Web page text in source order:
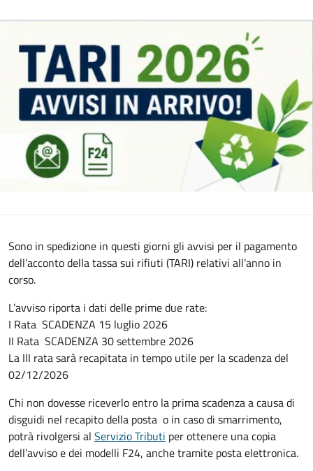
Sono in spedizione in questi giorni gli avvisi per il pagamento
dell’acconto della tassa sui rifiuti (TARI) relativi all’anno in
corso.
L’avviso riporta i dati delle prime due rate:
I Rata SCADENZA 15 luglio 2026
II Rata SCADENZA 30 settembre 2026
La III rata sarà recapitata in tempo utile per la scadenza del
02/12/2026
Chi non dovesse riceverlo entro la prima scadenza a causa di
disguidi nel recapito della posta o in caso di smarrimento,
potrà rivolgersi al Servizio Tributi per ottenere una copia
dell’avviso e dei modelli F24, anche tramite posta elettronica.